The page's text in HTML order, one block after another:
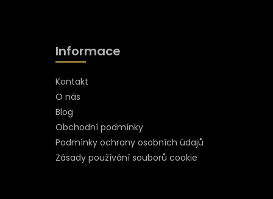
Informace
Kontakt
O nás
Blog
Obchodní podmínky
Podmínky ochrany osobních údajů
Zásady používání souborů cookie